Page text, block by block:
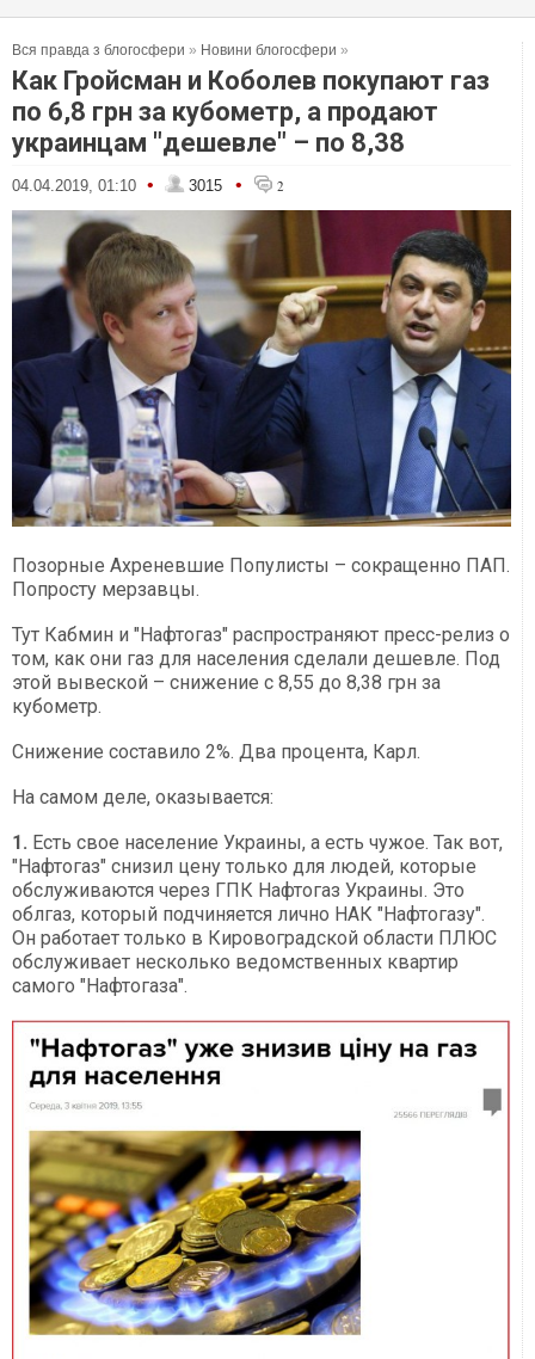
Вся правда з блогосфери » Новини блогосфери »
Как Гройсман и Коболев покупают газ
по 6,8 грн за кубометр, а продают
украинцам "дешевле" – по 8,38
04.04.2019, 01:10 • 3015 • 2
Позорные Ахреневшие Популисты – сокращенно ПАП.
Попросту мерзавцы.
Тут Кабмин и "Нафтогаз" распространяют пресс-релиз о
том, как они газ для населения сделали дешевле. Под
этой вывеской – снижение с 8,55 до 8,38 грн за
кубометр.
Снижение составило 2%. Два процента, Карл.
На самом деле, оказывается:
1. Есть свое население Украины, а есть чужое. Так вот,
"Нафтогаз" снизил цену только для людей, которые
обслуживаются через ГПК Нафтогаз Украины. Это
облгаз, который подчиняется лично НАК "Нафтогазу".
Он работает только в Кировоградской области ПЛЮС
обслуживает несколько ведомственных квартир
самого "Нафтогаза".